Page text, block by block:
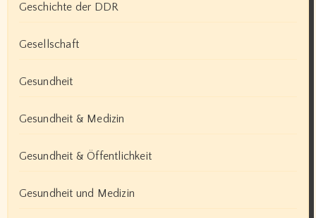
Geschichte der DDR
Gesellschaft
Gesundheit
Gesundheit & Medizin
Gesundheit & Öffentlichkeit
Gesundheit und Medizin